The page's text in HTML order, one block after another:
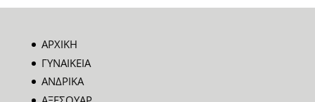
ΑΡΧΙΚΗ
ΓΥΝΑΙΚΕΙΑ
ΑΝΔΡΙΚΑ